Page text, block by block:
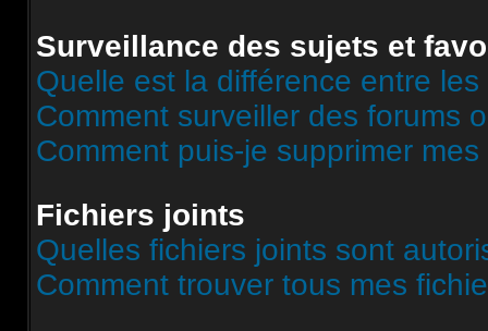
Surveillance des sujets et
Quelle est la différence entre
Comment surveiller des forums
Comment puis-je supprimer
Fichiers joints
Quelles fichiers joints sont
Comment trouver tous mes